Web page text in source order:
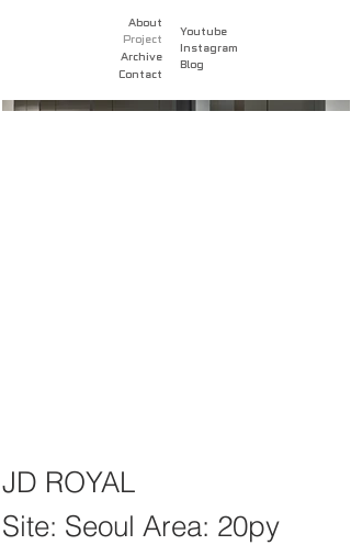
About
Project
Archive
Contact
Youtube
Instagram
Blog
JD ROYAL
Site: Seoul Area: 20py